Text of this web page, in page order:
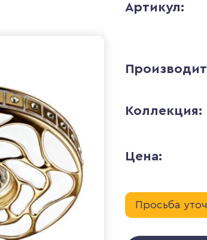
Артикул:
Коллекция:
Цена:
Просьба